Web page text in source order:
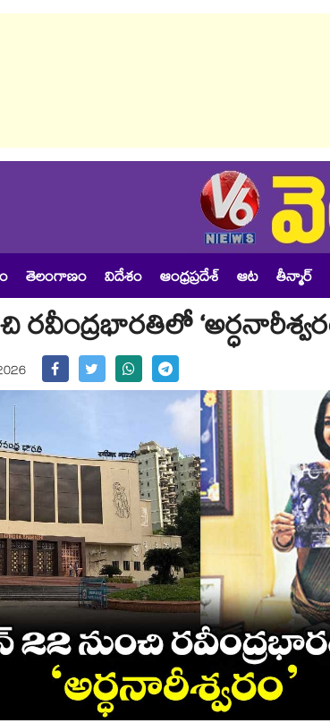
తెలంగాణం విదేశం ఆంధ్రప్రదేశ్ ఆట తీన్మార్
రవీంద్రభారతిలో